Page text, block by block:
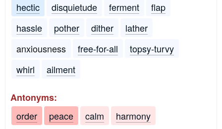
hectic
disquietude ferment
flap
hassle
pother dither
lather
anxiousness
free-for-all
topsy-turvy
whirl
ailment
Antonyms:
order
peace calm harmony